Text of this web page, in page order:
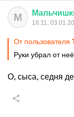
М 18:11,
От пользователя
Руки убрал от
О, сыса, седня